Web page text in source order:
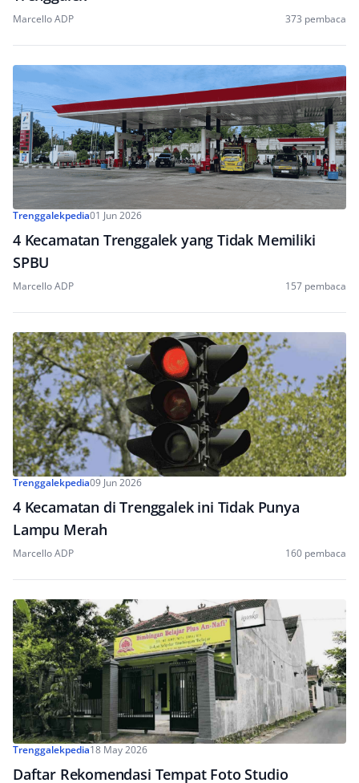
Marcello ADP 373 pembaca
Trenggalekpedia01 Jun 2026
4 Kecamatan Trenggalek yang Tidak Memiliki
SPBU
Marcello ADP 157 pembaca
Trenggalekpedia09 Jun 2026
4 Kecamatan di Trenggalek ini Tidak Punya
Lampu Merah
Marcello ADP 160 pembaca
Trenggalekpedia18 May 2026
Daftar Rekomendasi Tempat Foto Studio